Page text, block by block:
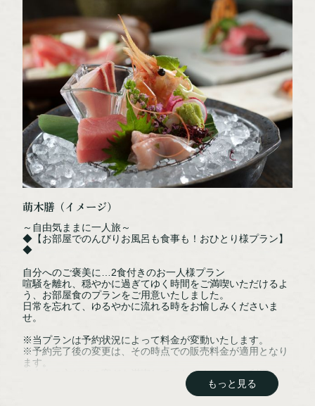
NPO法人阿寒観光協会まちづくり推進機
〒085-0467
北海道釧路市阿寒町阿寒湖温泉2丁目6-20
FAX：0154-67-3024
［営業時間］ 9:00～18:00
NPO法人阿寒観光協会まちづくり推進機構オフィシャルサイトはこちら
ご宿泊のキャンセル
お問い合わせ
プライバシーポリシー
萌木膳（イメージ）
～自由気ままに一人旅～
◆【お部屋でのんびりお風呂も食事も！おひとり様プラン】
◆
自分へのご褒美に…2食付きのお一人様プラン
喧騒を離れ、穏やかに過ぎてゆく時間をご満喫いただけるよ
う、お部屋食のプランをご用意いたしました。
日常を忘れて、ゆるやかに流れる時をお愉しみくださいま
せ。
※当プランは予約状況によって料金が変動いたします。
※予約完了後の変更は、その時点での販売料金が適用となり
ます。
※大人の方だけの寛ぎを満喫していただくためにご利用は中
学生以上とさせて頂いております。（小学生以下のお子様は
もっと見る